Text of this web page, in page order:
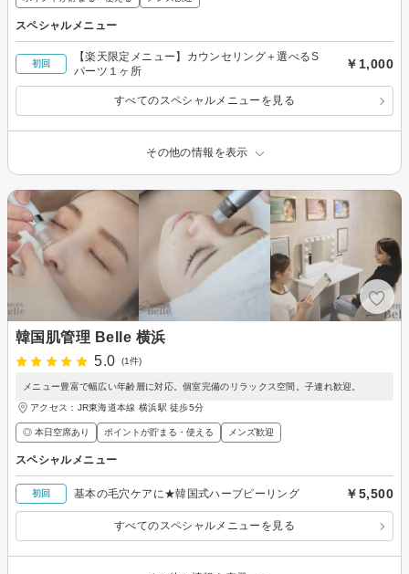
スペシャルメニュー
初回
【楽天限定メニュー】カウンセリング＋選べるS
パーツ１ヶ所
￥1,000
すべてのスペシャルメニューを見る
その他の情報を表示
韓国肌管理 Belle 横浜
5.0
(1件)
メニュー豊富で幅広い年齢層に対応。個室完備のリラックス空間。子連れ歓迎。
アクセス：JR東海道本線 横浜駅 徒歩5分
◎ 本日空席あり ポイントが貯まる・使える メンズ歓迎
スペシャルメニュー
初回 基本の毛穴ケアに★韓国式ハーブピーリング ￥5,500
すべてのスペシャルメニューを見る